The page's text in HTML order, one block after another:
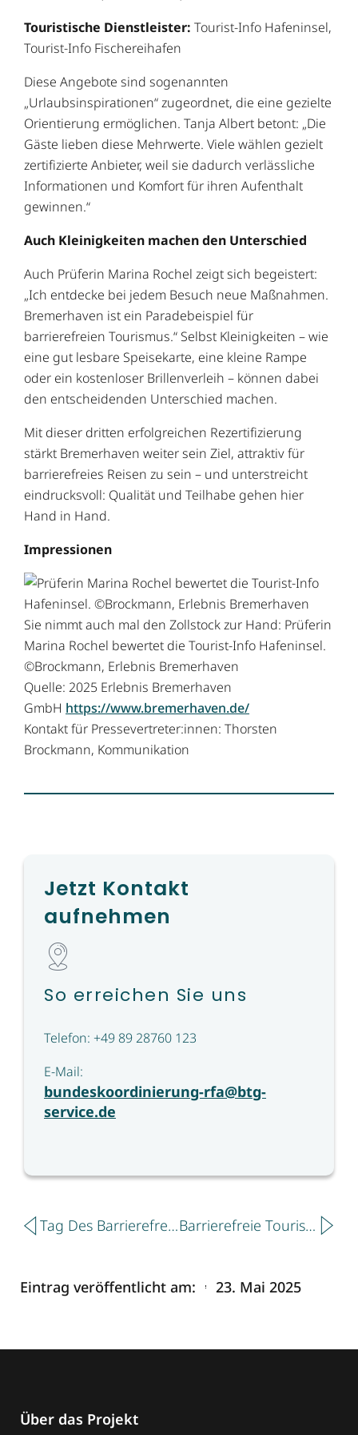
Touristische Dienstleister: Tourist-Info Hafeninsel,
Tourist-Info Fischereihafen
Diese Angebote sind sogenannten
„Urlaubsinspirationen“ zugeordnet, die eine gezielte
Orientierung ermöglichen. Tanja Albert betont: „Die
Gäste lieben diese Mehrwerte. Viele wählen gezielt
zertifizierte Anbieter, weil sie dadurch verlässliche
Informationen und Komfort für ihren Aufenthalt
gewinnen.“
Auch Kleinigkeiten machen den Unterschied
Auch Prüferin Marina Rochel zeigt sich begeistert:
„Ich entdecke bei jedem Besuch neue Maßnahmen.
Bremerhaven ist ein Paradebeispiel für
barrierefreien Tourismus.“ Selbst Kleinigkeiten – wie
eine gut lesbare Speisekarte, eine kleine Rampe
oder ein kostenloser Brillenverleih – können dabei
den entscheidenden Unterschied machen.
Mit dieser dritten erfolgreichen Rezertifizierung
stärkt Bremerhaven weiter sein Ziel, attraktiv für
barrierefreies Reisen zu sein – und unterstreicht
eindrucksvoll: Qualität und Teilhabe gehen hier
Hand in Hand.
Impressionen
Sie nimmt auch mal den Zollstock zur Hand: Prüferin
Marina Rochel bewertet die Tourist-Info Hafeninsel.
©Brockmann, Erlebnis Bremerhaven
Quelle: 2025 Erlebnis Bremerhaven
GmbH https://www.bremerhaven.de/
Kontakt für Pressevertreter:innen: Thorsten
Brockmann, Kommunikation
Jetzt Kontakt
aufnehmen
So erreichen Sie uns
Telefon: +49 89 28760 123
E-Mail:
bundeskoordinierung-rfa@btg-
service.de
Zurück Tag Des Barrierefreien Tourismus 2025 Barrierefreie Tourismusangebote In Der Nationalpark-Region Ausgezeichnet
Eintrag veröffentlicht am: 23. Mai 2025
Über das Projekt